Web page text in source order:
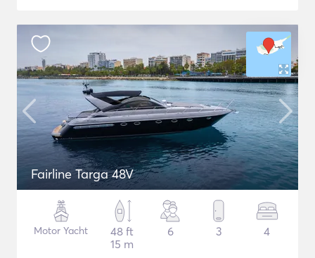
Fairline Targa 48V
Motor Yacht
48 ft
15 m
6 3 4